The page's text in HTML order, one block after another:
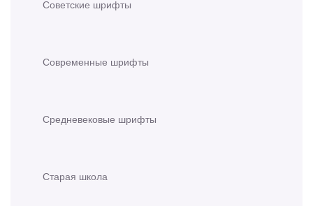
Советские шрифты
Современные шрифты
Средневековые шрифты
Старая школа